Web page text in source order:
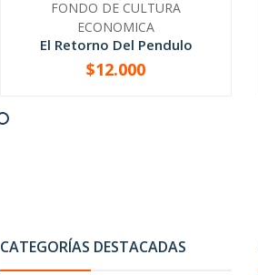
FONDO DE CULTURA
ECONOMICA
El Retorno Del Pendulo
+
$12.000
CATEGORÍAS DESTACADAS